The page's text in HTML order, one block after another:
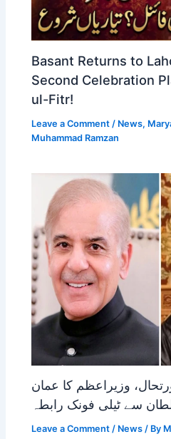
Basant Returns to
Second Celebration
ul-Fitr!
Leave a Comment / News,
Muhammad Ramzan
وزیراعظم کا عمان
سے ٹیلی فونک رابطہ
Leave a Comment / News / By